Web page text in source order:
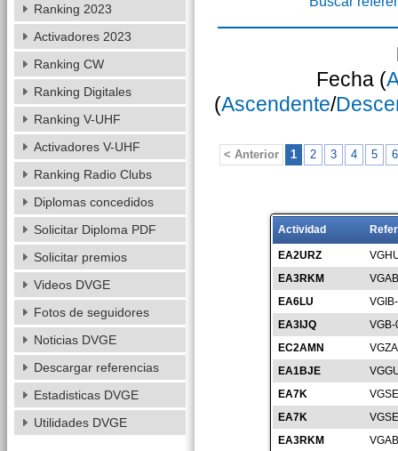
Fecha (
(Ascendente/
< Anterior 1 2 3 4 5 6
Actividad
EA2URZ
EA3RKM
EA6LU
EA3IJQ
EC2AMN
EA1BJE
EA7K
EA7K
EA3RKM
Ranking 2023
Activadores 2023
Ranking CW
Ranking Digitales
Ranking V-UHF
Activadores V-UHF
Ranking Radio Clubs
Diplomas concedidos
Solicitar Diploma PDF
Solicitar premios
Videos DVGE
Fotos de seguidores
Noticias DVGE
Descargar referencias
Estadisticas DVGE
Utilidades DVGE